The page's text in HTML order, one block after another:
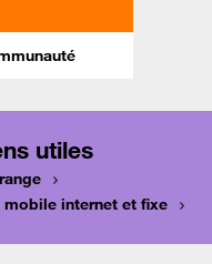
utiles
mobile internet et fixe